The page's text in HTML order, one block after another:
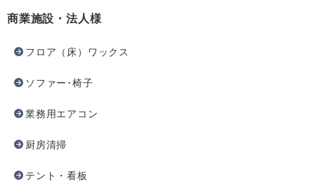
商業施設・法人様
フロア（床）ワックス
ソファー･椅子
業務用エアコン
厨房清掃
テント・看板